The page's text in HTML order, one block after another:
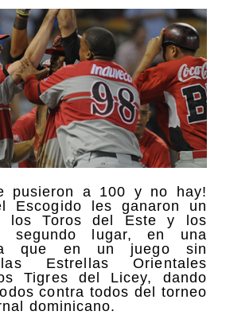
pusieron a 100 y no hay!
Escogido les ganaron un
los Toros del Este y los
segundo lugar, en una
que en un juego sin
Estrellas Orientales
Tigres del Licey, dando
contra todos del torneo
dominicano.